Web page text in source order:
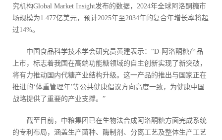
究机构Global Market Insight发布的数据，2024年全球阿洛酮糖市
场规模为1.477亿美元，预计2025年至2034年的复合年增长率将超
过14%。
中国食品科学技术学会研究员黄建表示：“D-阿洛酮糖产品
上市，标志着我国在高端功能糖领域的自主创新实现了新突破，
将有力推动国内代糖产业结构升级。这一产品的推出与国家正在
推进的‘体重管理年’等公共健康倡议方向高度一致，为健康中国
战略提供了重要的产业支撑。”
截至目前，中粮集团已在生物法合成阿洛酮糖方面完成系统
的专利布局，涵盖生产菌种、酶制剂、分离工艺及整体生产工艺